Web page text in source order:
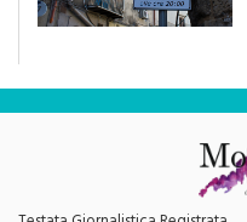
Testata Giornalistica Registrata